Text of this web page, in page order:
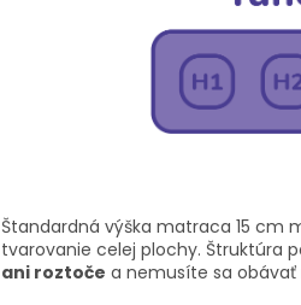
Štandardná výška matraca 15 cm
tvarovanie celej plochy. Štruktúra
ani roztoče a nemusíte sa